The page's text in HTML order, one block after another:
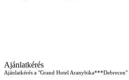
Ajánlatkérés
Ajánlatkérés a "Grand Hotel Aranybika***Debrecen"